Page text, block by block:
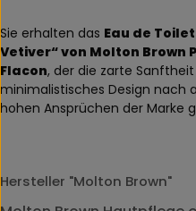
Sie erhalten das Eau de
Vetiver“ von Molton Brown
Flacon, der die zarte
minimalistisches Design
hohen Ansprüchen der Marke
Hersteller "Molton Brown"